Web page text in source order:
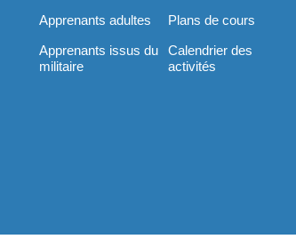
Apprenants adultes
Apprenants issus du
militaire
Plans de cours
Calendrier des
activités